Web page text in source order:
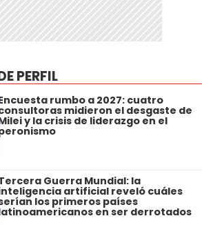
PERFIL
rumbo a 2027: cuatro
midieron el desgaste de
y la crisis de liderazgo en el
Guerra Mundial: la
artificial reveló cuáles
los primeros países
en ser derrotados